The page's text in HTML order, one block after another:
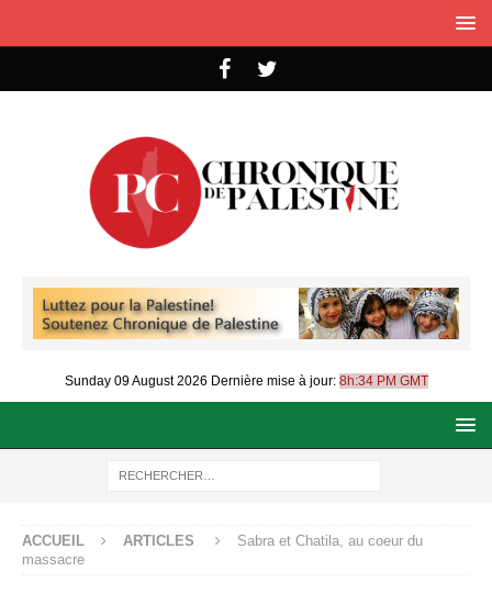
Sunday 09 August 2026 Dernière mise à jour: 8h:34 PM GMT
ACCUEIL ARTICLES
Sabra et Chatila, au coeur du
massacre